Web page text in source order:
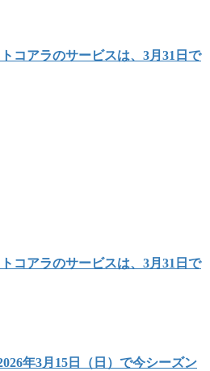
コアラのサービスは、3月31日で
コアラのサービスは、3月31日で
年3月15日（日）で今シーズン